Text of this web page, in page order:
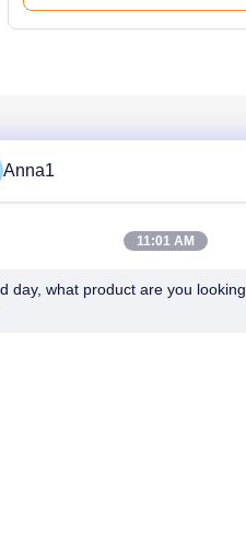
Anna1
11:01 AM
day, what product are you looking